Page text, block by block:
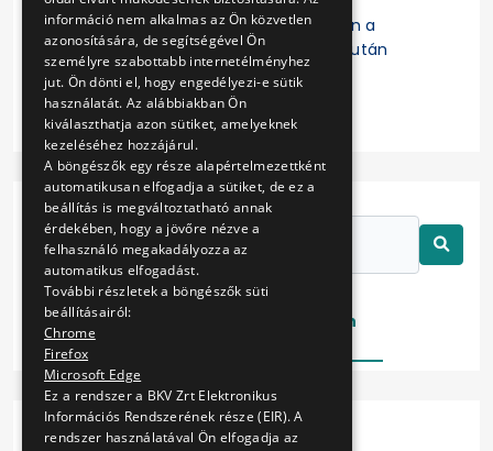
Részvénytársaság beírását követően a
keresett szerződésre való kattintás után
érhetők el a részletes adatok.
Folyamatban
Eljárás
információ nem alkalmas az Ön közvetlen
azonosítására, de segítségével Ön
személyre szabottabb internetélményhez
jut. Ön dönti el, hogy engedélyezi-e sütik
használatát. Az alábbiakban Ön
kiválaszthatja azon sütiket, amelyeknek
kezeléséhez hozzájárul.
A böngészők egy része alapértelmezettként
automatikusan elfogadja a sütiket, de ez a
beállítás is megváltoztatható annak
érdekében, hogy a jövőre nézve a
felhasználó megakadályozza az
automatikus elfogadást.
További részletek a böngészők süti
beállításairól:
Chrome
Firefox
Microsoft Edge
Ez a rendszer a BKV Zrt Elektronikus
Információs Rendszerének része (EIR). A
rendszer használatával Ön elfogadja az